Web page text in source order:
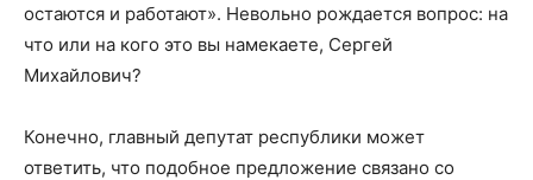
остаются и работают». Невольно рождается вопрос: на
что или на кого это вы намекаете, Сергей
Михайлович?
Конечно, главный депутат республики может
ответить, что подобное предложение связано со